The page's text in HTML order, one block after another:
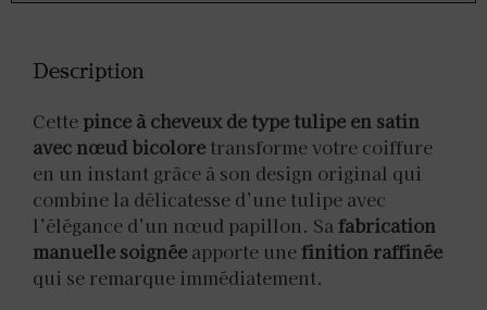
Description
Cette pince à cheveux de type tulipe en satin
avec nœud bicolore transforme votre coiffure
en un instant grâce à son design original qui
combine la délicatesse d’une tulipe avec
l’élégance d’un nœud papillon. Safabrication
manuelle soignée apporte unefinition raffinée
qui se remarque immédiatement.